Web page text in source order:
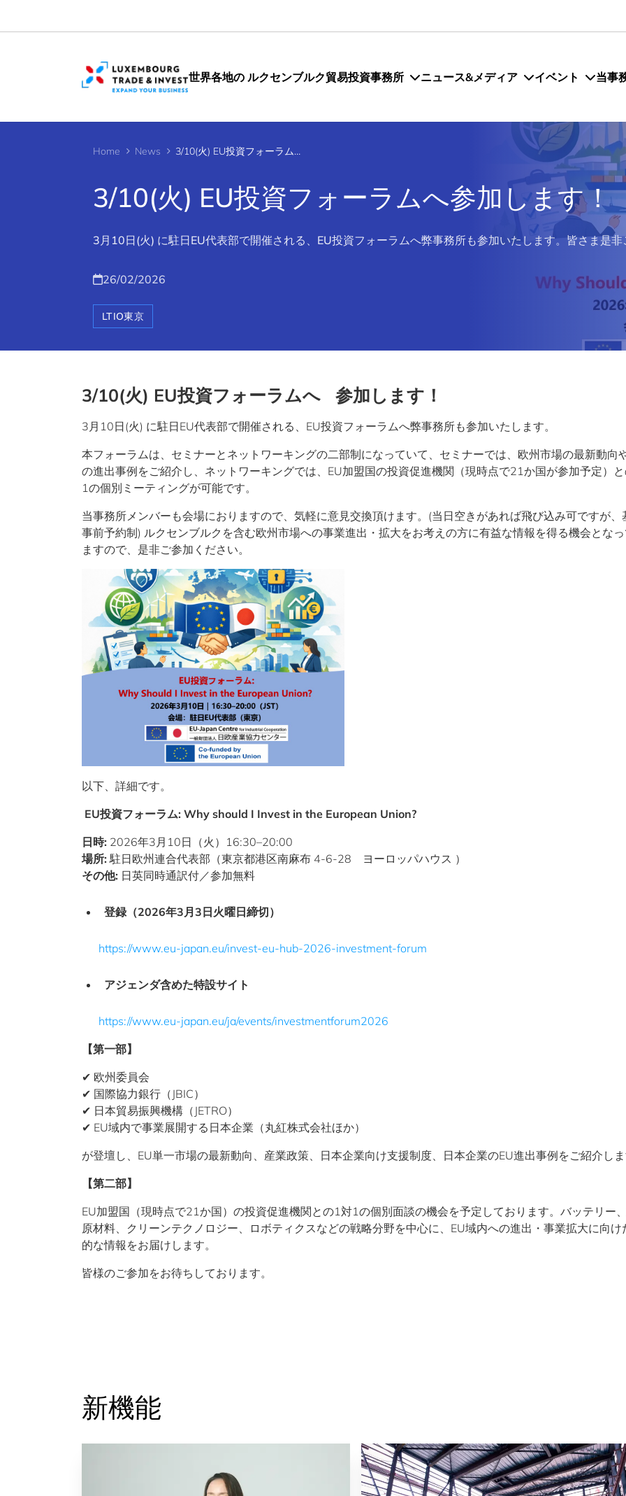
世界各地の ルクセンブルク貿易投資事務所 ニュース&メディア イベント 当事
Home News 3/10(火) EU投資フォーラムへ参加します！
3/10(火) EU投資フォーラムへ参加します！
3月10日(火) に駐日EU代表部で開催される、EU投資フォーラムへ弊事務所も参加いたします。皆さま是
26/02/2026
LTIO東京
3/10(火) EU投資フォーラムへ 参加します！
3月10日(火) に駐日EU代表部で開催される、EU投資フォーラムへ弊事務所も参加いたします。
本フォーラムは、セミナーとネットワーキングの二部制になっていて、セミナーでは、欧州市場の最新動向
の進出事例をご紹介し、ネットワーキングでは、EU加盟国の投資促進機関（現時点で21か国が参加予定）
1の個別ミーティングが可能です。
当事務所メンバーも会場におりますので、気軽に意見交換頂けます。(当日空きがあれば飛び込み可ですが、
事前予約制) ルクセンブルクを含む欧州市場への事業進出・拡大をお考えの方に有益な情報を得る機会となっ
ますので、是非ご参加ください。
以下、詳細です。
EU投資フォーラム: Why should I Invest in the European Union?
日時: 2026年3月10日（火）16:30–20:00
場所:駐日欧州連合代表部（東京都港区南麻布 4-6-28 ヨーロッパハウス ）
その他: 日英同時通訳付／参加無料
登録（2026年3月3日火曜日締切）
https://www.eu-japan.eu/invest-eu-hub-2026-investment-forum
アジェンダ含めた特設サイト
https://www.eu-japan.eu/ja/events/investmentforum2026
【第一部】
✔ 欧州委員会
✔ 国際協力銀行（JBIC）
✔ 日本貿易振興機構（JETRO）
✔ EU域内で事業展開する日本企業（丸紅株式会社ほか）
が登壇し、EU単一市場の最新動向、産業政策、日本企業向け支援制度、日本企業のEU進出事例をご紹介しま
【第二部】
EU加盟国（現時点で21か国）の投資促進機関との1対1の個別面談の機会を予定しております。バッテリー
原材料、クリーンテクノロジー、ロボティクスなどの戦略分野を中心に、EU域内への進出・事業拡大に向け
的な情報をお届けします。
皆様のご参加をお待ちしております。
新機能